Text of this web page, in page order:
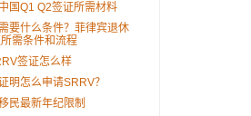
国Q1 Q2签证所需材料
要什么条件？菲律宾退休
需条件和流程
签证怎么样
明怎么申请SRRV？
民最新年纪限制